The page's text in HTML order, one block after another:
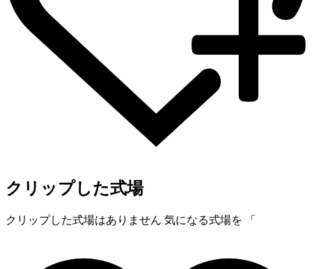
クリップした式場
クリップした式場はありません 気になる式場を 「